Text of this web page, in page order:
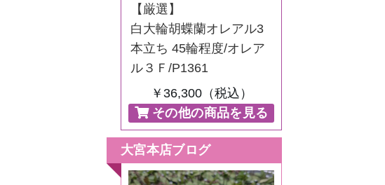
【厳選】
白大輪胡蝶蘭オレアル3
本立ち 45輪程度/オレア
ル３Ｆ/P1361
￥36,300（税込）
その他の商品を見る
大宮本店ブログ